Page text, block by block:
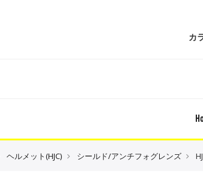
カ
ヘルメット(HJC) シールド/アンチフォグレンズ